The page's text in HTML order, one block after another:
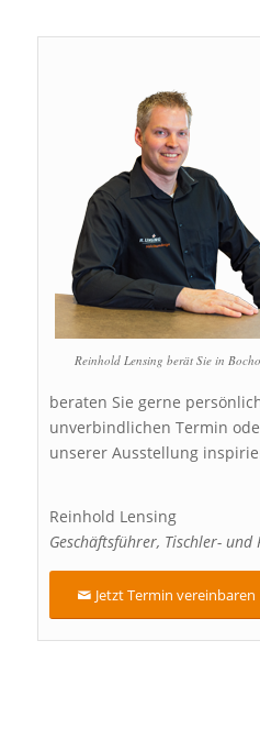
Reinhold Lensing berät Sie in
beraten Sie gerne
unverbindlichen Termin
unserer Ausstellung
Reinhold Lensing
Geschäftsführer, Tischler-
Jetzt Termin vereinbaren